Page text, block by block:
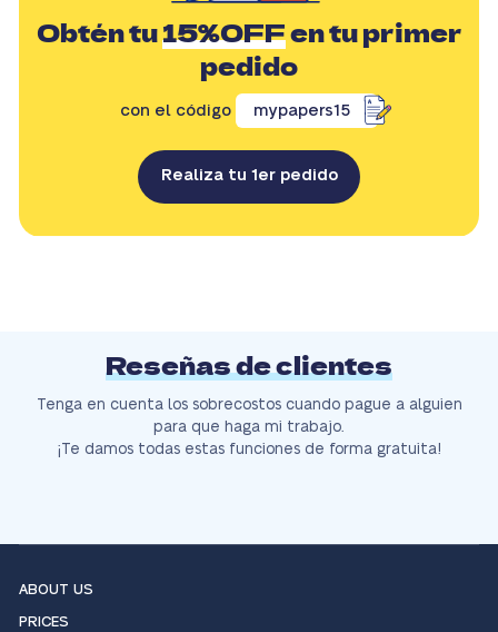
Obtén tu15%OFFen tu primer
pedido
con el código mypapers15
Realiza tu 1er pedido
Reseñas de clientes
Tenga en cuenta los sobrecostos cuando pague a alguien
para que haga mi trabajo.
¡Te damos todas estas funciones de forma gratuita!
ABOUT US
PRICES